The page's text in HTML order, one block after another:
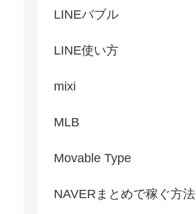
LINEバブル
LINE使い方
mixi
MLB
Movable Type
NAVERまとめで稼ぐ方法